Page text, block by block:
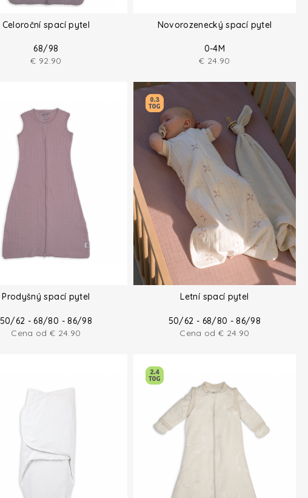
Celoroční spací pytel
68/98
€ 92.90
Novorozenecký spací pytel
0-4M
€ 24.90
Prodyšný spací pytel
50/62 - 68/80 - 86/98
Cena od € 24.90
Letní spací pytel
50/62 - 68/80 - 86/98
Cena od€ 24.90